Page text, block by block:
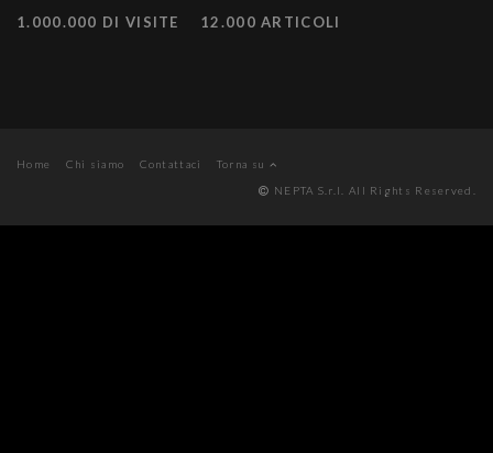
1.000.000 DI VISITE 12.000 ARTICOLI
Home Chi siamo Contattaci
Torna su
NEPTA S.r.l. All Rights Reserved.